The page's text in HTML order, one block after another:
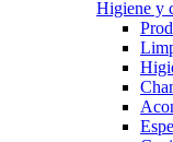
Higiene y